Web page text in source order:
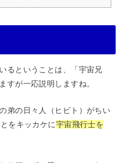
るということは、「宇宙兄
すが一応説明しますね。
弟の日々人（ヒビト）がちい
をキッカケに宇宙飛行士を